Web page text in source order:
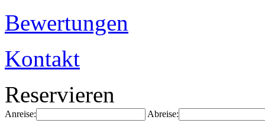
Bewertungen
Kontakt
Reservieren
Anreise: Abreise: